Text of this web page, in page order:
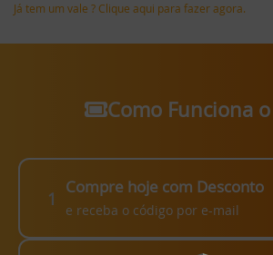
Já tem um vale ? Clique aqui para fazer agora.
Como Funciona o
1
Compre hoje com Desconto
e receba o código por e-mail